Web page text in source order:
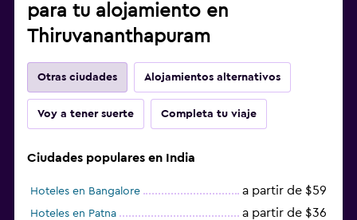
para tu alojamiento en
Thiruvananthapuram
Otras ciudades Alojamientos alternativos
Voy a tener suerte Completa tu viaje
Ciudades populares en India
Hoteles en Bangalore a partir de $59
Hoteles en Patna a partir de $36